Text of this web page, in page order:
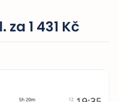
za 1 431 Kč